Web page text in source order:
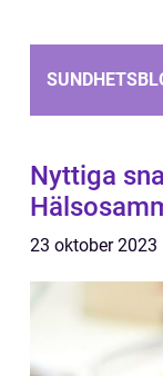
Nyttiga
23 oktober 2023